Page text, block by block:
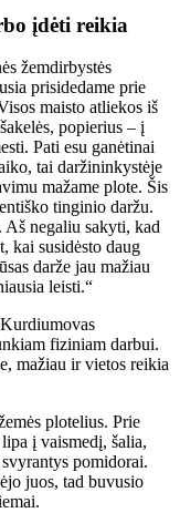
įdėti reikia
žemdirbystės
prisidedame prie
maisto atliekos iš
popierius – į
Pati esu ganėtinai
tai daržininkystėje
mažame plote. Šis
tinginio daržu.
Aš negaliu sakyti, kad
kai susidėsto daug
darže jau mažiau
leisti.“
fiziniam darbui.
mažiau ir vietos reikia
plotelius. Prie
į vaismedį, šalia,
pomidorai.
juos, tad buvusio